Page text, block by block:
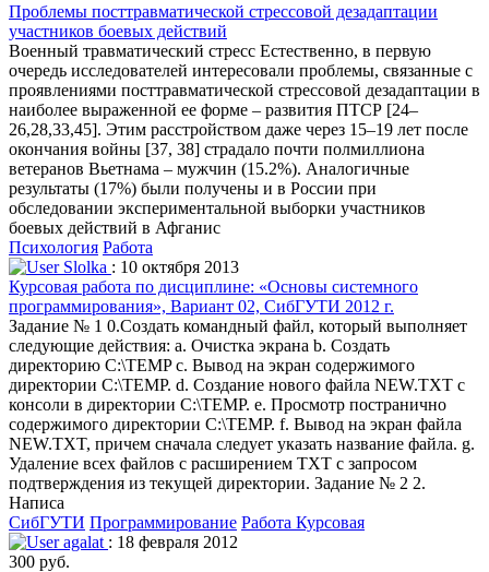
Проблемы посттравматической стрессовой дезадаптации
участников боевых действий
Военный травматический стресс Естественно, в первую
очередь исследователей интересовали проблемы, связанные с
проявлениями посттравматической стрессовой дезадаптации в
наиболее выраженной ее форме – развития ПТСР [24–
26,28,33,45]. Этим расстройством даже через 15–19 лет после
окончания войны [37, 38] страдало почти полмиллиона
ветеранов Вьетнама – мужчин (15.2%). Аналогичные
результаты (17%) были получены и в России при
обследовании экспериментальной выборки участников
боевых действий в Афганис
Психология Работа
Slolka : 10 октября 2013
Курсовая работа по дисциплине: «Основы системного
программирования», Вариант 02, СибГУТИ 2012 г.
Задание № 1 0.Создать командный файл, который выполняет
следующие действия: a. Очистка экрана b. Создать
директорию C:\TEMP c. Вывод на экран содержимого
директории C:\TEMP. d. Создание нового файла NEW.TXT с
консоли в директории C:\TEMP. e. Просмотр постранично
содержимого директории C:\TEMP. f. Вывод на экран файла
NEW.TXT, причем сначала следует указать название файла. g.
Удаление всех файлов с расширением TXT с запросом
подтверждения из текущей директории. Задание № 2 2.
Написа
СибГУТИ Программирование Работа Курсовая
agalat : 18 февраля 2012
300 руб.